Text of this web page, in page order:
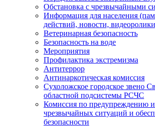
Обстановка с чрезвычайными
Информация для населения
действий, новости,
Ветеринарная безопасность
Безопасность на воде
Мероприятия
Профилактика экстремизма
Антитеррор
Антинаркотическая комиссия
Сухоложское городское звено
областной подсистемы РСЧС
Комиссия по предупреждению
чрезвычайных ситуаций и
безопасности